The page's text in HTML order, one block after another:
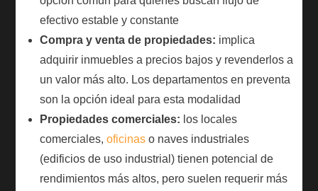
efectivo estable y constante
Compra y venta de propiedades: implica
adquirir inmuebles a precios bajos y revenderlos a
un valor más alto. Los departamentos en preventa
son la opción ideal para esta modalidad
Propiedades comerciales: los locales
comerciales,oficinas o naves industriales
(edificios de uso industrial) tienen potencial de
rendimientos más altos, pero suelen requerir más